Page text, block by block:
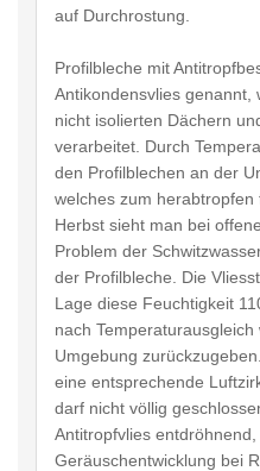
auf Durchrostung.
Profilbleche mit
Antikondensvlies genannt,
nicht isolierten Dächern
verarbeitet. Durch
den Profilblechen an der
welches zum
Herbst sieht man bei
Problem der
der Profilbleche. Die
Lage diese Feuchtigkeit
nach
Umgebung
eine entsprechende
darf nicht völlig
Antitropfvlies
Geräuschentwicklung bei